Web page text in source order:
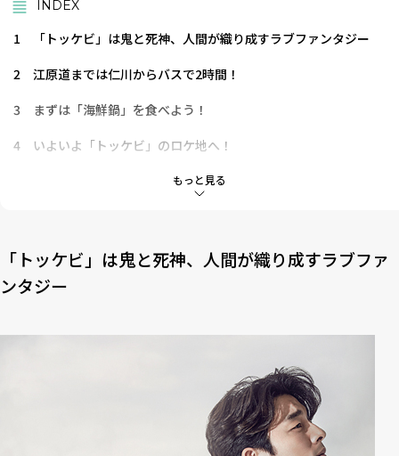
もっと見る
INDEX
1
「トッケビ」は鬼と死神、人間が織り成すラブファンタジー
2
江原道までは仁川からバスで2時間！
3
まずは「海鮮鍋」を食べよう！
4
いよいよ「トッケビ」のロケ地へ！
パワースポットであるお寺でエネルギーチャージ！
7
弾丸江原道旅行で、「トッケビ」に浸ってみて！
「トッケビ」は鬼と死神、人間が織り成すラブファ
ンタジー